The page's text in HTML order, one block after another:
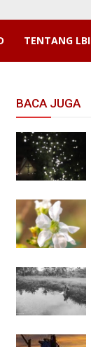
TENTANG LBI
BACA JUGA